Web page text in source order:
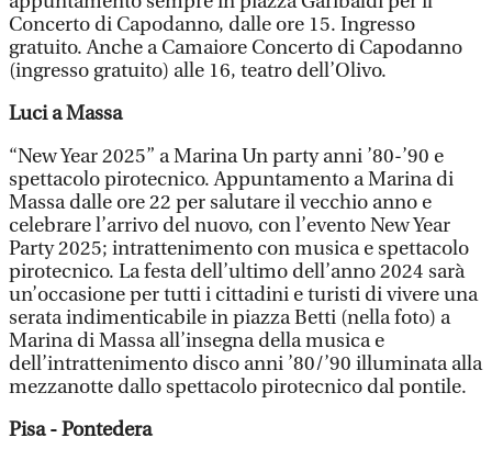
Concerto di Capodanno, dalle ore 15. Ingresso
gratuito. Anche a Camaiore Concerto di Capodanno
(ingresso gratuito) alle 16, teatro dell’Olivo.
Luci a Massa
“New Year 2025” a Marina Un party anni ’80-’90 e
spettacolo pirotecnico. Appuntamento a Marina di
Massa dalle ore 22 per salutare il vecchio anno e
celebrare l’arrivo del nuovo, con l’evento New Year
Party 2025; intrattenimento con musica e spettacolo
pirotecnico. La festa dell’ultimo dell’anno 2024 sarà
un’occasione per tutti i cittadini e turisti di vivere una
serata indimenticabile in piazza Betti (nella foto) a
Marina di Massa all’insegna della musica e
dell’intrattenimento disco anni ’80/’90 illuminata alla
mezzanotte dallo spettacolo pirotecnico dal pontile.
Pisa - Pontedera